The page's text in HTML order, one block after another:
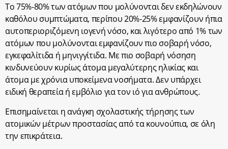
Το 75%-80% των ατόμων που μολύνονται δεν εκδηλώνουν
καθόλου συμπτώματα, περίπου 20%-25% εμφανίζουν ήπια
αυτοπεριοριζόμενη ιογενή νόσο, και λιγότερο από 1% των
ατόμων που μολύνονται εμφανίζουν πιο σοβαρή νόσο,
εγκεφαλίτιδα ή μηνιγγίτιδα. Με πιο σοβαρή νόσηση
κινδυνεύουν κυρίως άτομα μεγαλύτερης ηλικίας και
άτομα με χρόνια υποκείμενα νοσήματα. Δεν υπάρχει
ειδική θεραπεία ή εμβόλιο για τον ιό για ανθρώπους.
Επισημαίνεται η ανάγκη σχολαστικής τήρησης των
ατομικών μέτρων προστασίας από τα κουνούπια, σε όλη
την επικράτεια.